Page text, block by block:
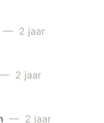
— 2 jaar
— 2 jaar
— 2 jaar